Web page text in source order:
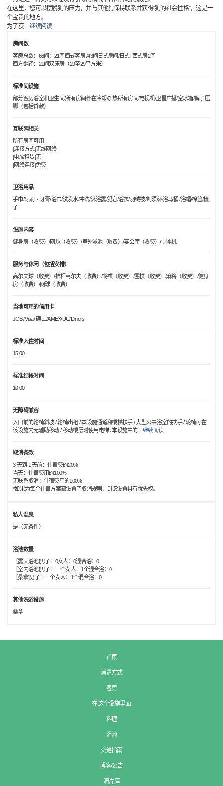
在这里，您可以摆脱狗的压力，并与其他狗保持联系并获得“狗的社会性格”，这是一
个宝贵的地方。
为了获…继续阅读
房间数
客房总数：66间：21间西式客房 /43间日式房间/日式+西式房2间
西方翻译：21间双床房（29至29平方米）
标准间设施
部分客房浴室和卫生间/所有房间都在冷却/加热所有房间/电视机/卫星广播/空冰箱/裤子压
脚（包括贷款）
互联网相关
所有房间可用
[连接方式]无线网络
[电脑租赁]无
[网络连接]免费
卫浴用品
手巾/牙刷・牙膏/浴巾/洗发水/冲洗/沐浴露/肥皂/浴衣/羽绒被/剃须/淋浴马桶 /浴帽/棉签/梳
子
设施内容
健身房（收费）/网球（收费）/室外泳池（收费）/宴会厅（收费）/制冰机
服务与休闲（包括安排）
高尔夫球（收费）/推杆高尔夫（收费）/将棋（收费）/围棋（收费）/麻将（收费）/健身
房（收费）/网球（收费）
当地可用的信用卡
JCB /Visa/ 硕士/AMEX/UC/Diners
标准入住时间
15:00
标准结帐时间
10:00
无障碍兼容
入口前的轮椅斜坡 / 轮椅出租 / 本设施通道和楼梯扶手 / 大型公共浴室的扶手 / 轮椅可在
该设施内无辅助移动 / 移动楼层时使用电梯 / 本设施中的…继续阅读
取消条款
3 天到 1 天前：住宿费的20%
当天：住宿费用的100%
无联系取消：住宿费用的100%
*如果为每个住宿方案都设置了取消规则，则该设置具有优先权。
私人温泉
是（无条件）
浴池数量
［露天浴池]男子：0女人：0混合浴：0
［室内浴池]男子：一个女人：1个混合浴：0
［桑拿]男子：一个女人：1个混合浴：0
其他洗浴设施
桑拿
首页
消遣方式
客房
在这个设施里面
料理
浴池
交通指南
博客/公告
照片库